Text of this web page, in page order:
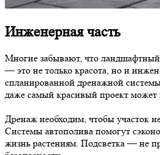
Инженерная часть
Многие забывают, что ландшафтный
— это не только красота, но и
спланированной дренажной
даже самый красивый проект может
Дренаж необходим, чтобы участок
Системы автополива помогут
жизнь растениям. Подсветка — не